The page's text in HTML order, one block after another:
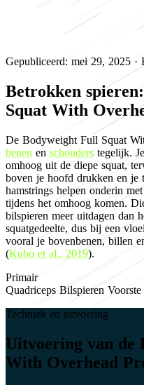
Gepubliceerd: mei 29, 2025 ·
Betrokken
Squat With
De Bodyweight Full Squat
benen en schouders tegelijk.
omhoog uit de diepe squat,
boven je hoofd drukken en je
hamstrings helpen onderin
tijdens het omhoog komen.
bilspieren meer uitdagen dan
squatgedeelte, dus bij een
vooral je bovenbenen, billen
(Kubo et al., 2019).
Primair
Quadriceps Bilspieren Voorste
Techniek en uitvoering
Uitvoering van de
With Overhead